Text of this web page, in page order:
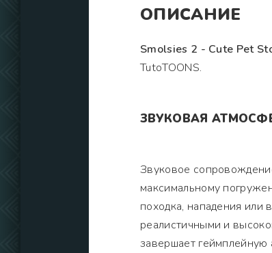
ОПИСАНИЕ
Smolsies 2 - Cute Pet
TutoTOONS.
ЗВУКОВАЯ
Звуковое
максимальному
походка, нападения или
реалистичными и
завершает